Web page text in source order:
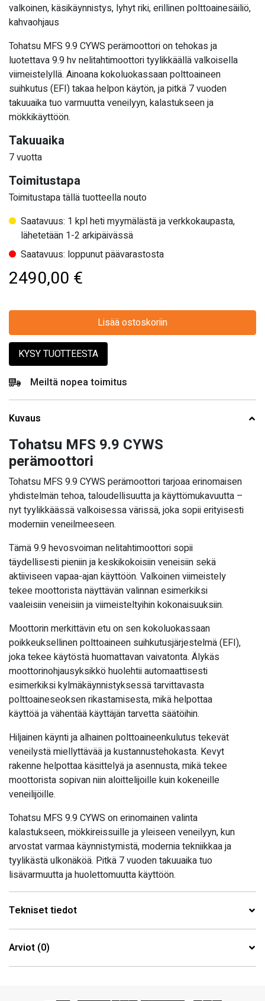
valkoinen, käsikäynnistys, lyhyt riki, erillinen polttoainesäiliö,
kahvaohjaus
Tohatsu MFS 9.9 CYWS perämoottori on tehokas ja
luotettava 9.9 hv nelitahtimoottori tyylikkäällä valkoisella
viimeistelyllä. Ainoana kokoluokassaan polttoaineen
suihkutus (EFI) takaa helpon käytön, ja pitkä 7 vuoden
takuuaika tuo varmuutta veneilyyn, kalastukseen ja
mökkikäyttöön.
Takuuaika
7 vuotta
Toimitustapa
Toimitustapa tällä tuotteella nouto
Saatavuus: 1 kpl heti myymälästä ja verkkokaupasta,
lähetetään 1-2 arkipäivässä
Saatavuus: loppunut päävarastosta
2490,00 €
Lisää ostoskoriin
KYSY TUOTTEESTA
Meiltä nopea toimitus
Kuvaus
Tohatsu MFS 9.9 CYWS
perämoottori
Tohatsu MFS 9.9 CYWS perämoottori tarjoaa erinomaisen
yhdistelmän tehoa, taloudellisuutta ja käyttömukavuutta –
nyt tyylikkäässä valkoisessa värissä, joka sopii erityisesti
moderniin veneilmeeseen.
Tämä 9.9 hevosvoiman nelitahtimoottori sopii
täydellisesti pieniin ja keskikokoisiin veneisiin sekä
aktiiviseen vapaa-ajan käyttöön. Valkoinen viimeistely
tekee moottorista näyttävän valinnan esimerkiksi
vaaleisiin veneisiin ja viimeisteltyihin kokonaisuuksiin.
Moottorin merkittävin etu on sen kokoluokassaan
poikkeuksellinen polttoaineen suihkutusjärjestelmä (EFI),
joka tekee käytöstä huomattavan vaivatonta. Älykäs
moottorinohjausyksikkö huolehtii automaattisesti
esimerkiksi kylmäkäynnistyksessä tarvittavasta
polttoaineseoksen rikastamisesta, mikä helpottaa
käyttöä ja vähentää käyttäjän tarvetta säätöihin.
Hiljainen käynti ja alhainen polttoaineenkulutus tekevät
veneilystä miellyttävää ja kustannustehokasta. Kevyt
rakenne helpottaa käsittelyä ja asennusta, mikä tekee
moottorista sopivan niin aloittelijoille kuin kokeneille
veneilijöille.
Tohatsu MFS 9.9 CYWS on erinomainen valinta
kalastukseen, mökkireissuille ja yleiseen veneilyyn, kun
arvostat varmaa käynnistymistä, modernia tekniikkaa ja
tyylikästä ulkonäköä. Pitkä 7 vuoden takuuaika tuo
lisävarmuutta ja huolettomuutta käyttöön.
Tekniset tiedot
Arviot (0)